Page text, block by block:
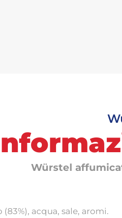
Würstel
(83%), acqua, sale, aromi.